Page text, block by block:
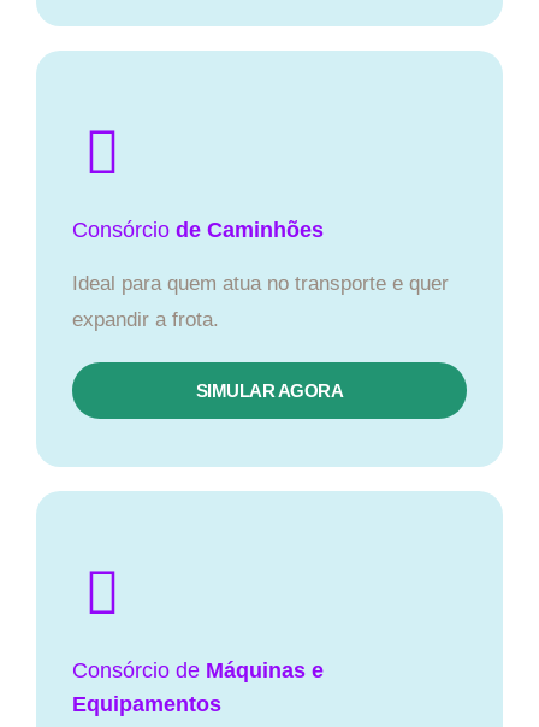
Consórcio de Caminhões
Ideal para quem atua no transporte e quer
expandir a frota.
SIMULAR AGORA
Consórcio de Máquinas e
Equipamentos